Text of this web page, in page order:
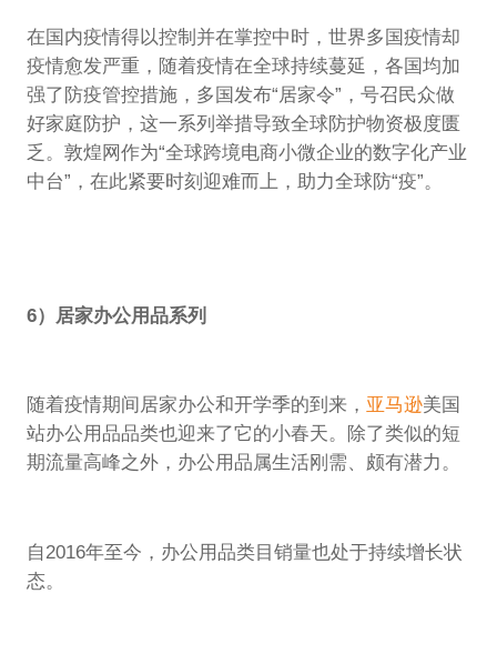
在国内疫情得以控制并在掌控中时，世界多国疫情却
疫情愈发严重，随着疫情在全球持续蔓延，各国均加
强了防疫管控措施，多国发布“居家令”，号召民众做
好家庭防护，这一系列举措导致全球防护物资极度匮
乏。敦煌网作为“全球跨境电商小微企业的数字化产业
中台”，在此紧要时刻迎难而上，助力全球防“疫”。
6）居家办公用品系列
随着疫情期间居家办公和开学季的到来， 亚马逊美国
站办公用品品类也迎来了它的小春天。除了类似的短
期流量高峰之外，办公用品属生活刚需、颇有潜力。
自2016年至今，办公用品类目销量也处于持续增长状
态。